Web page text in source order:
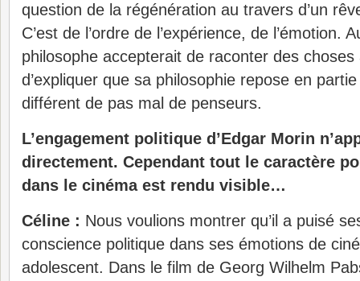
question de la régénération au travers d’un
C’est de l’ordre de l’expérience, de l’émotion.
philosophe accepterait de raconter des
d’expliquer que sa philosophie repose en
différent de pas mal de penseurs.
L’engagement politique d’Edgar Morin
directement. Cependant tout le caractère
dans le cinéma est rendu visible…
Céline : Nous voulions montrer qu’il a puisé
conscience politique dans ses émotions de
adolescent. Dans le film de Georg Wilhelm